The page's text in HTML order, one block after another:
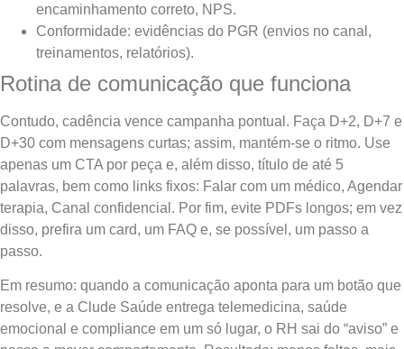
encaminhamento correto, NPS.
Conformidade: evidências do PGR (envios no canal,
treinamentos, relatórios).
Rotina de comunicação que funciona
Contudo, cadência vence campanha pontual. Faça D+2, D+7 e
D+30 com mensagens curtas; assim, mantém-se o ritmo. Use
apenas um CTA por peça e, além disso, título de até 5
palavras, bem como links fixos: Falar com um médico, Agendar
terapia, Canal confidencial. Por fim, evite PDFs longos; em vez
disso, prefira um card, um FAQ e, se possível, um passo a
passo.
Em resumo: quando a comunicação aponta para um botão que
resolve, e a Clude Saúde entrega telemedicina, saúde
emocional e compliance em um só lugar, o RH sai do “aviso” e